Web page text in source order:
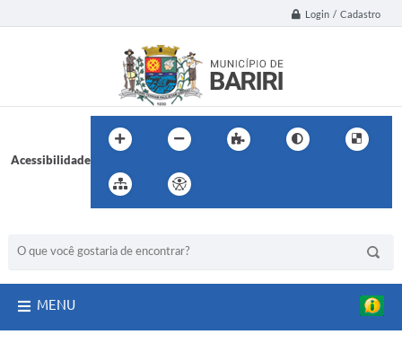
Login / Cadastro
Acessibilidade
MENU